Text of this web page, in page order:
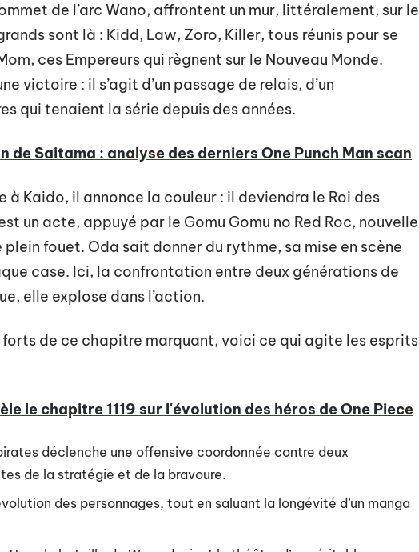
de l’arc Wano, affrontent un mur, littéralement, sur le
sont là : Kidd, Law, Zoro, Killer, tous réunis pour se
ces Empereurs qui règnent sur le Nouveau Monde.
victoire : il s’agit d’un passage de relais, d’un
qui tenaient la série depuis des années.
de Saitama : analyse des derniers One Punch Man scan
à Kaido, il annonce la couleur : il deviendra le Roi des
un acte, appuyé par le Gomu Gomu no Red Roc, nouvelle
fouet. Oda sait donner du rythme, sa mise en scène
case. Ici, la confrontation entre deux générations de
elle explose dans l’action.
forts de ce chapitre marquant, voici ce qui agite les esprits
le chapitre 1119 sur l'évolution des héros de One Piece
déclenche une offensive coordonnée contre deux
de la stratégie et de la bravoure.
des personnages, tout en saluant la longévité d’un manga